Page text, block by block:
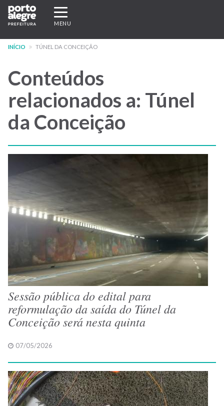
Pular
para
conteúdo
Expandir/recolher
navegação
MENU
INÍCIO TÚNEL DA CONCEIÇÃO
Conteúdos
relacionados a: Túnel
da Conceição
Sessão pública do edital para
reformulação da saída do Túnel da
Conceição será nesta quinta
07/05/2026